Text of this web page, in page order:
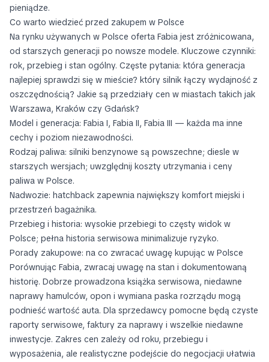
pieniądze.
Co warto wiedzieć przed zakupem w Polsce
Na rynku używanych w Polsce oferta Fabia jest zróżnicowana,
od starszych generacji po nowsze modele. Kluczowe czynniki:
rok, przebieg i stan ogólny. Częste pytania: która generacja
najlepiej sprawdzi się w mieście? który silnik łączy wydajność z
oszczędnością? Jakie są przedziały cen w miastach takich jak
Warszawa, Kraków czy Gdańsk?
Model i generacja: Fabia I, Fabia II, Fabia III — każda ma inne
cechy i poziom niezawodności.
Rodzaj paliwa: silniki benzynowe są powszechne; diesle w
starszych wersjach; uwzględnij koszty utrzymania i ceny
paliwa w Polsce.
Nadwozie: hatchback zapewnia największy komfort miejski i
przestrzeń bagażnika.
Przebieg i historia: wysokie przebiegi to częsty widok w
Polsce; pełna historia serwisowa minimalizuje ryzyko.
Porady zakupowe: na co zwracać uwagę kupując w Polsce
Porównując Fabia, zwracaj uwagę na stan i dokumentowaną
historię. Dobrze prowadzona książka serwisowa, niedawne
naprawy hamulców, opon i wymiana paska rozrządu mogą
podnieść wartość auta. Dla sprzedawcy pomocne będą czyste
raporty serwisowe, faktury za naprawy i wszelkie niedawne
inwestycje. Zakres cen zależy od roku, przebiegu i
wyposażenia, ale realistyczne podejście do negocjacji ułatwia